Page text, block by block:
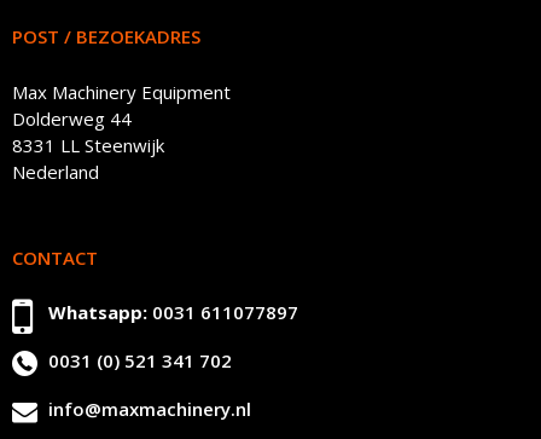
POST / BEZOEKADRES
Max Machinery Equipment
Dolderweg 44
8331 LL Steenwijk
Nederland
CONTACT
Whatsapp: 0031 611077897
0031 (0) 521 341 702
info@maxmachinery.nl